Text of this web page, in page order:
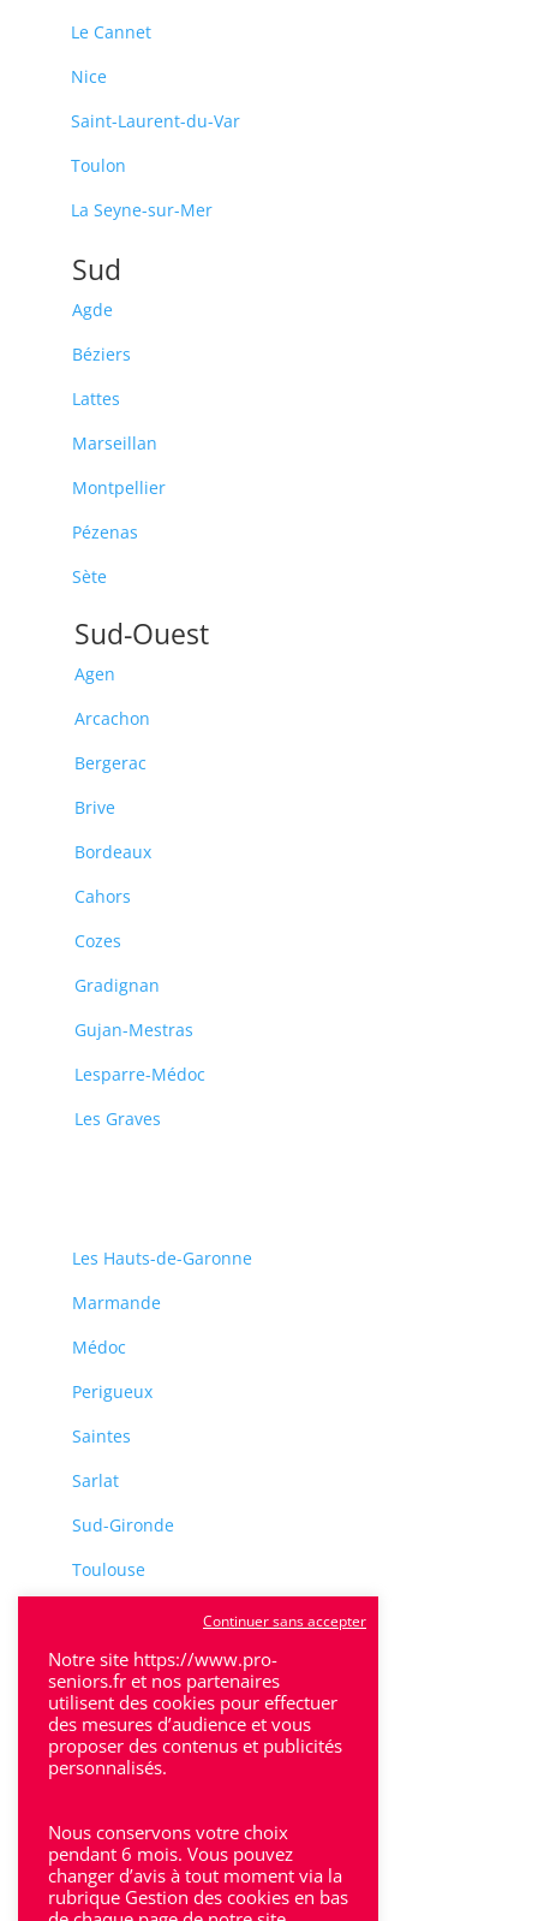
Le Cannet
Nice
Saint-Laurent-du-Var
Toulon
La Seyne-sur-Mer
Sud
Agde
Béziers
Lattes
Marseillan
Montpellier
Pézenas
Sète
Sud-Ouest
Agen
Arcachon
Bergerac
Brive
Bordeaux
Cahors
Cozes
Gradignan
Gujan-Mestras
Lesparre-Médoc
Les Graves
Les Hauts-de-Garonne
Marmande
Médoc
Perigueux
Saintes
Sarlat
Sud-Gironde
Toulouse
Villeneuve-Sur-Lot
Bron
Lyon
Notre site https://www.pro-
seniors.fr et nos partenaires
utilisent des cookies pour effectuer
des mesures d’audience et vous
proposer des contenus et publicités
personnalisés.
Nous conservons votre choix
pendant 6 mois. Vous pouvez
changer d’avis à tout moment via la
rubrique Gestion des cookies en bas
Continuer sans accepter